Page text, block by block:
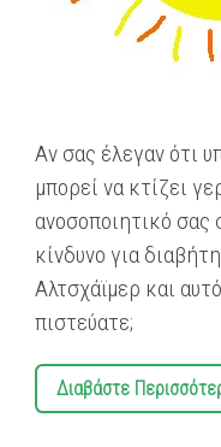
Αν σας έλεγαν ότι
μπορεί να κτίζει
ανοσοποιητικό σας
κίνδυνο για
Αλτσχάϊμερ και
πιστεύατε;
Διαβάστε